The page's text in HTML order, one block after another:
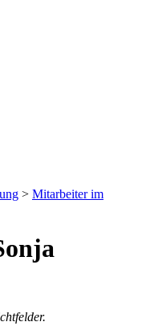
> Mitarbeiter im